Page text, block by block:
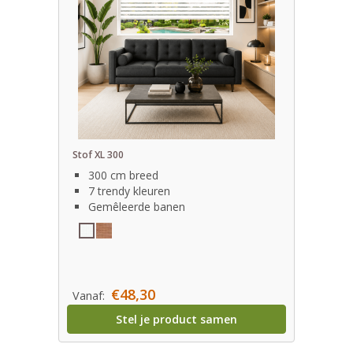
Stof XL 300
300 cm breed
7 trendy kleuren
Gemêleerde banen
Vanaf: €48,30
Stel je product samen